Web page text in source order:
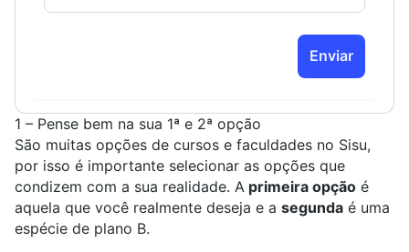
Enviar
1 – Pense bem na sua 1ª e 2ª opção
São muitas opções de cursos e faculdades no Sisu,
por isso é importante selecionar as opções que
condizem com a sua realidade. A primeira opção é
aquela que você realmente deseja e a segunda é uma
espécie de plano B.